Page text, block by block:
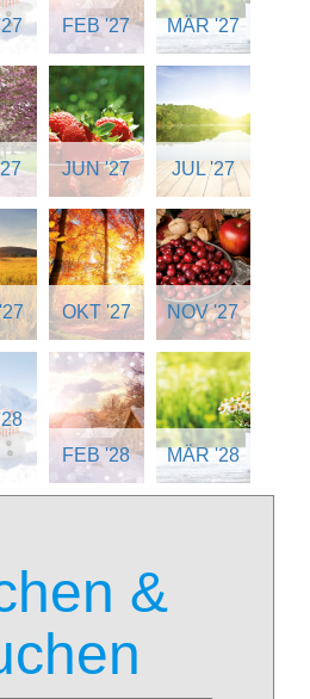
FEB '27 MÄR '27
JUN '27 JUL '27
OKT '27 NOV '27
FEB '28
MÄR '28
&